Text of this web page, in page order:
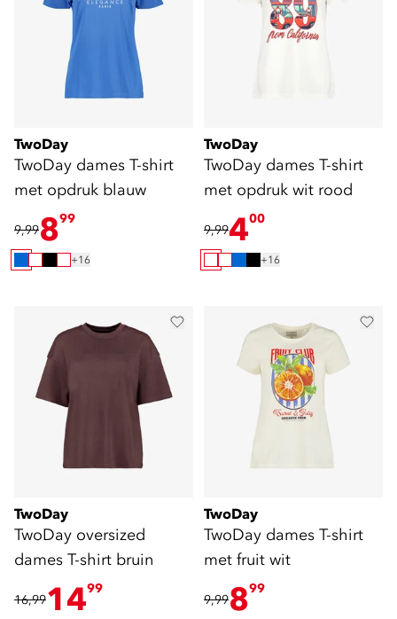
TwoDay
TwoDay dames T-shirt
met opdruk blauw
9,99899
+16
TwoDay
TwoDay dames T-shirt
met opdruk wit rood
9,99400
+16
TwoDay
TwoDay oversized
dames T-shirt bruin
16,991499
TwoDay
TwoDay dames T-shirt
met fruit wit
9,99899